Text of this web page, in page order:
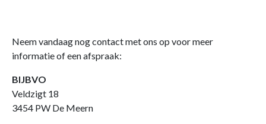
Neem vandaag nog contact met ons op voor meer
informatie of een afspraak:
BIJBVO
Veldzigt 18
3454 PW De Meern